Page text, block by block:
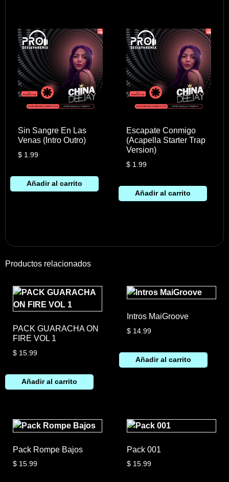
Sin Sangre En Las
Venas (Intro Outro)
$1.99
Añadir al carrito
Escapate Conmigo
(Acapella Starter Trap
Version)
$ 1.99
Añadir al carrito
Productos relacionados
PACK GUARACHA ON
FIRE VOL 1
$ 15.99
Añadir al carrito
Intros MaiGroove
$14.99
Añadir al carrito
Pack Rompe Bajos
$ 15.99
Pack 001
$15.99